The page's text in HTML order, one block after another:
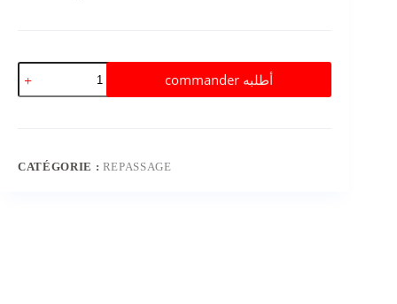
quantité
de
Fer
F1300
commander أطلبه
CATÉGORIE : REPASSAGE